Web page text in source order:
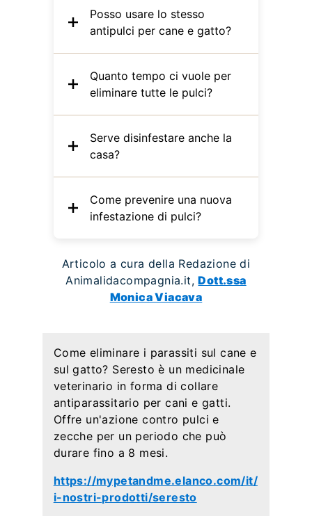
Posso usare lo stesso
antipulci per cane e gatto?
Quanto tempo ci vuole per
eliminare tutte le pulci?
Serve disinfestare anche la
casa?
Come prevenire una nuova
infestazione di pulci?
Articolo a cura della Redazione di
Animalidacompagnia.it,Dott.ssa
Monica Viacava
Come eliminare i parassiti sul cane e
sul gatto? Seresto è un medicinale
veterinario in forma di collare
antiparassitario per cani e gatti.
Offre un'azione contro pulci e
zecche per un periodo che può
durare fino a 8 mesi.
https://mypetandme.elanco.com/it/
i-nostri-prodotti/seresto